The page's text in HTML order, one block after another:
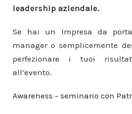
leadership aziendale.
Se hai un Impresa da
manager o semplicemente
perfezionare i tuoi
all’evento.
Awareness – seminario con